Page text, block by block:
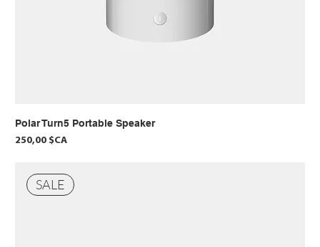
Polar Turn5 Portable Speaker
Prix
250,00 $CA
SALE